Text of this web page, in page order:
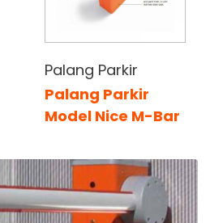
Palang Parkir
Palang Parkir
Model Nice M-Bar